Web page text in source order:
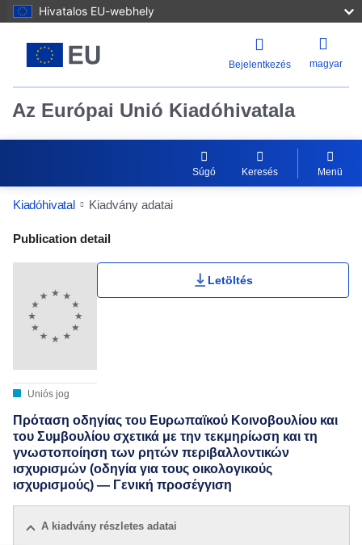
Hivatalos EU-webhely
Bejelentkezés magyar
Az Európai Unió Kiadóhivatala
Súgó Keresés Menü
Kiadóhivatal Kiadvány adatai
Publication Detail Actions Portlet
Felhasználói értékelés
Publication detail
Uniós jog
Letöltés
Πρόταση οδηγίας του Ευρωπαϊκού Κοινοβουλίου και
του Συμβουλίου σχετικά με την τεκμηρίωση και τη
γνωστοποίηση των ρητών περιβαλλοντικών
ισχυρισμών (οδηγία για τους οικολογικούς
ισχυρισμούς) — Γενική προσέγγιση
A kiadvány részletes adatai